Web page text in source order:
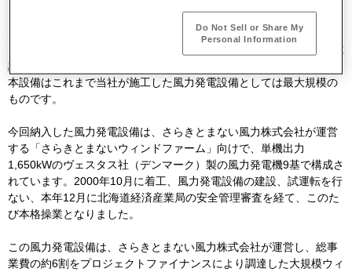
川崎重工は、丸紅グループの風力発電事業会社、さらきとまない風
力株式会社（北海道稚内市）に、発電出力14,850kWの大型風力発電
設備を納入しました。
本設備はこれまで当社が施工した風力発電設備としては最大規模の
ものです。
今回納入した風力発電設備は、さらきとまない風力株式会社が運営
する「さらきとまないウィンドファーム」向けで、単機出力
1,650kWのヴェスタス社（デンマーク）製の風力発電機9基で構成さ
れています。2000年10月に着工、風力発電設備の建設、試運転を行
ない、本年12月に北海道経済産業局の安全管理審査を経て、このた
び本格操業となりました。
この風力発電設備は、さらきとまない風力株式会社が運営し、総事
業費の約6割をプロジェクトファイナンスにより調達した大規模ウィ
Do Not Sell or Share My
Personal Information